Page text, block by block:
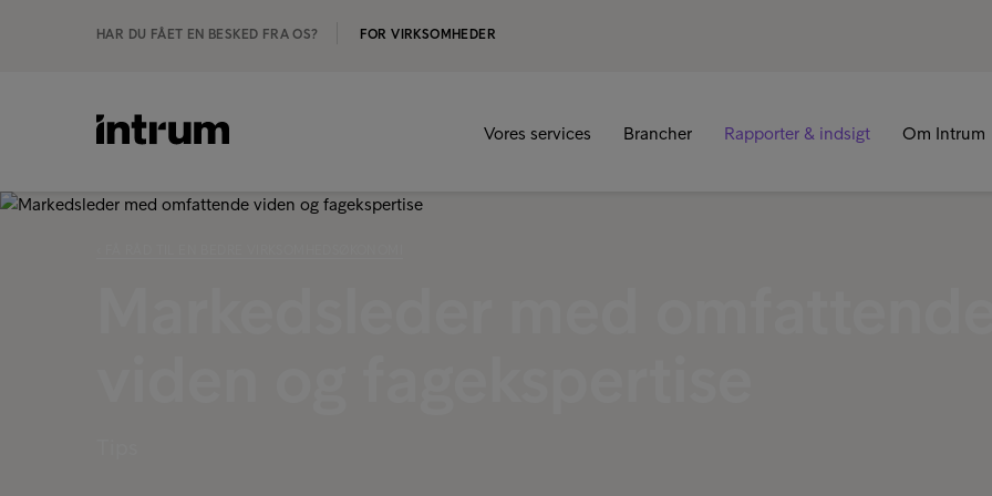
HAR DU FÅET EN BESKED FRA OS? FOR VIRKSOMHEDER
Vores services Brancher Rapporter & indsigt Om Intrum